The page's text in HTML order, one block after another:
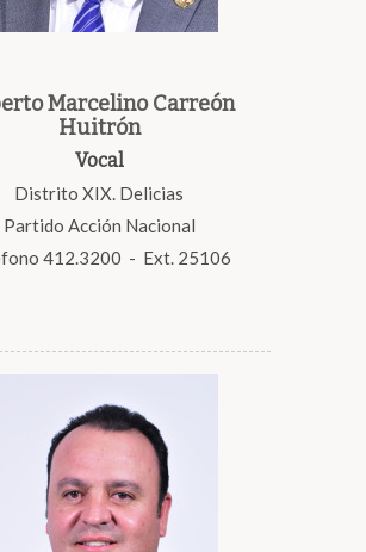
Marcelino Carreón
Huitrón
Vocal
Distrito XIX. Delicias
Partido Acción Nacional
412.3200 - Ext. 25106